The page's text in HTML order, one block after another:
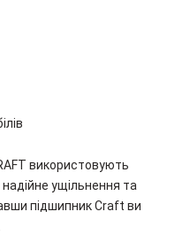
використовують
надійне ущільнення та
підшипник Craft ви